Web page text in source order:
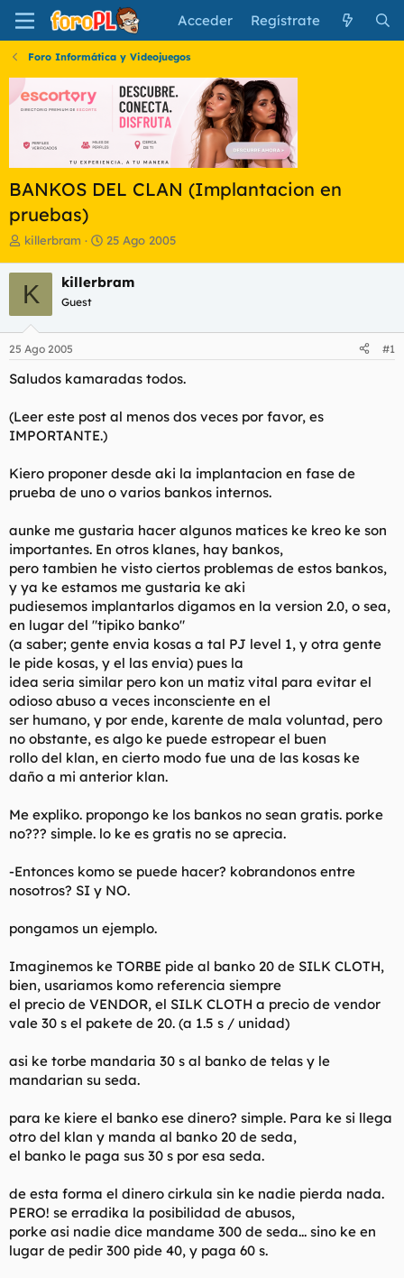
Acceder Regístrate
Foro Informática y Videojuegos
BANKOS DEL CLAN (Implantacion en
pruebas)
I
i
c
i
a
d
o
d
l
t
a
killerbram
F
h
e
i
i
o
25 Ago 2005
K killerbram
Guest
25 Ago 2005 #1
Saludos kamaradas todos.
(Leer este post al menos dos veces por favor, es
IMPORTANTE.)
Kiero proponer desde aki la implantacion en fase de
prueba de uno o varios bankos internos.
aunke me gustaria hacer algunos matices ke kreo ke son
importantes. En otros klanes, hay bankos,
pero tambien he visto ciertos problemas de estos bankos,
y ya ke estamos me gustaria ke aki
pudiesemos implantarlos digamos en la version 2.0, o sea,
en lugar del "tipiko banko"
(a saber; gente envia kosas a tal PJ level 1, y otra gente
le pide kosas, y el las envia) pues la
idea seria similar pero kon un matiz vital para evitar el
odioso abuso a veces inconsciente en el
ser humano, y por ende, karente de mala voluntad, pero
no obstante, es algo ke puede estropear el buen
rollo del klan, en cierto modo fue una de las kosas ke
daño a mi anterior klan.
Me expliko. propongo ke los bankos no sean gratis. porke
no??? simple. lo ke es gratis no se aprecia.
-Entonces komo se puede hacer? kobrandonos entre
nosotros? SI y NO.
pongamos un ejemplo.
Imaginemos ke TORBE pide al banko 20 de SILK CLOTH,
bien, usariamos komo referencia siempre
el precio de VENDOR, el SILK CLOTH a precio de vendor
vale 30 s el pakete de 20. (a 1.5 s / unidad)
asi ke torbe mandaria 30 s al banko de telas y le
mandarian su seda.
para ke kiere el banko ese dinero? simple. Para ke si llega
otro del klan y manda al banko 20 de seda,
el banko le paga sus 30 s por esa seda.
de esta forma el dinero cirkula sin ke nadie pierda nada.
PERO! se erradika la posibilidad de abusos,
porke asi nadie dice mandame 300 de seda... sino ke en
lugar de pedir 300 pide 40, y paga 60 s.